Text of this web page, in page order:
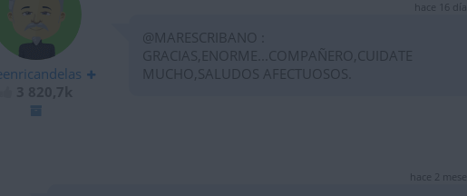
hace 16 días
@MARESCRIBANO :
GRACIAS,ENORME...COMPAÑERO,CUIDATE
MUCHO,SALUDOS AFECTUOSOS.
hace 2 meses